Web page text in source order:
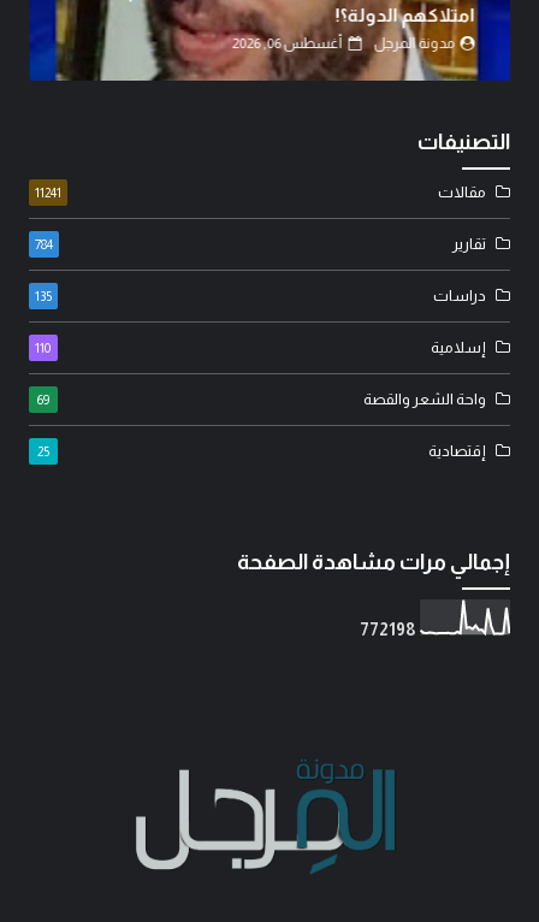
التحديات إلى فرصة للإصلا...
مدونة المرجل أغسطس 06, 2026
التصنيفات
مقالات 11241
تقارير 784
دراسات 135
إسلامية 110
واحة الشعر والقصة 69
إقتصادية 25
إجمالي مرات مشاهدة الصفحة
7721 98